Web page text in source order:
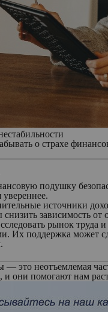
о страхе
подушку
увереннее.
источники
зависимость от
рынок труда и
. Их поддержка может
— это неотъемлемая
и они помогают нам